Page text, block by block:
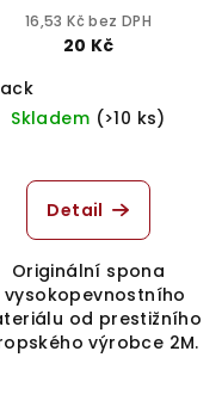
16,53 Kč bez DPH
20 Kč
Skladem (>10 ks)
Detail
Originální spona
vysokopevnostního
od prestižního
výrobce 2M.